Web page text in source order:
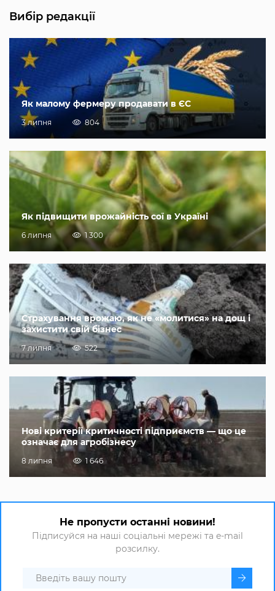
Вибір редакції
Як малому фермеру продавати в ЄС
3 липня 804
Як підвищити врожайність сої в Україні
6 липня 1 300
Страхування врожаю, як не «молитися» на дощ і
захистити свій бізнес
7 липня 522
Нові критерії критичності підприємств — що це
означає для агробізнесу
8 липня 1 646
Не пропусти останні новини!
Підписуйся на наші соціальні мережі та e-mail
розсилку.